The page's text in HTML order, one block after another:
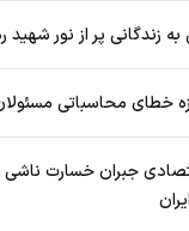
زندگانی پر از نور شهید
خطای محاسباتی
جبران خسارت ناشی